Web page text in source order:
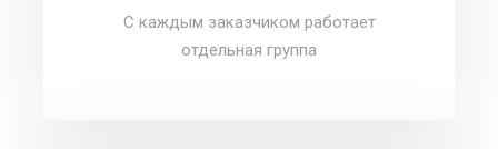
С каждым заказчиком работает
отдельная группа